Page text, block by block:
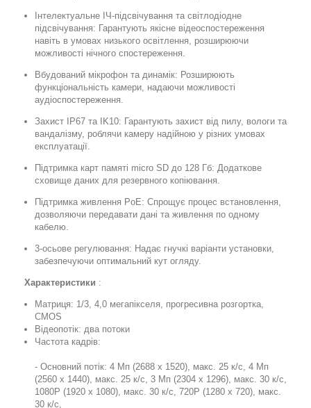
Інтелектуальне ІЧ-підсвічування та світлодіодне
підсвічування: Гарантують якісне відеоспостереження
навіть в умовах низького освітлення, розширюючи
можливості нічного спостереження.
Вбудований мікрофон та динамік: Розширюють
функціональність камери, надаючи можливості
аудіоспостереження.
Захист IP67 та IK10: Гарантують захист від пилу, вологи та
вандалізму, роблячи камеру надійною у різних умовах
експлуатації.
Підтримка карт памяті micro SD до 128 Гб: Додаткове
сховище даних для резервного копіювання.
Підтримка живлення PoE: Спрощує процес встановлення,
дозволяючи передавати дані та живлення по одному
кабелю.
3-осьове регулювання: Надає гнучкі варіанти установки,
забезпечуючи оптимальний кут огляду.
Характеристики :
Матриця: 1/3, 4,0 мегапікселя, прогресивна розгортка,
CMOS
Відеопотік: два потоки
Частота кадрів:
- Основний потік: 4 Мп (2688 x 1520), макс. 25 к/с, 4 Мп
(2560 х 1440), макс. 25 к/с, 3 Мп (2304 х 1296), макс. 30 к/с,
1080P (1920 х 1080), макс. 30 к/с, 720P (1280 x 720), макс.
30 к/с,